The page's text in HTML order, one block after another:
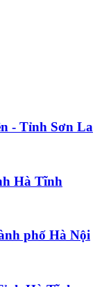
- Tỉnh Sơn La
Hà Tĩnh
phố Hà Nội